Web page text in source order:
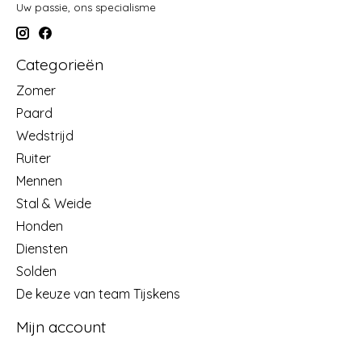
Uw passie, ons specialisme
Categorieën
Zomer
Paard
Wedstrijd
Ruiter
Mennen
Stal & Weide
Honden
Diensten
Solden
De keuze van team Tijskens
Mijn account